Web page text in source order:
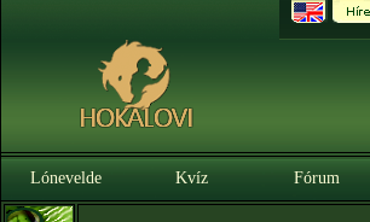
Lónevelde Kvíz Fórum